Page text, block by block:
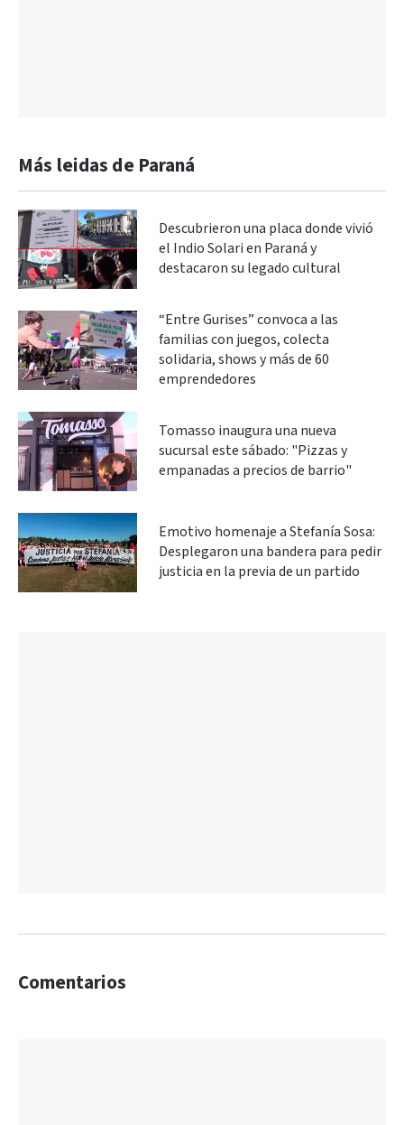
Más leidas de Paraná
Descubrieron una placa donde vivió
el Indio Solari en Paraná y
destacaron su legado cultural
“Entre Gurises” convoca a las
familias con juegos, colecta
solidaria, shows y más de 60
emprendedores
Tomasso inaugura una nueva
sucursal este sábado: "Pizzas y
empanadas a precios de barrio"
Emotivo homenaje a Stefanía Sosa:
Desplegaron una bandera para pedir
justicia en la previa de un partido
Comentarios